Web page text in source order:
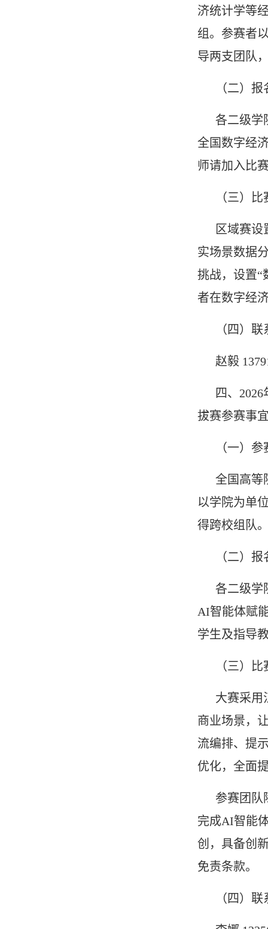
济统计学等
组。参赛者
导两支团队
（二）
各二级学
全国数字经
师请加入比
（三）
区域赛
实场景数据
挑战，设置“
者在数字经
（四）
赵毅
四、
拔赛参赛事
（一）
全国高等
以学院为单
得跨校组队
（二）
各二级学
AI智能体赋
学生及指导
（三）
大赛采用
商业场景，
流编排、提
优化，全面
参赛团队
完成AI智能
创，具备创
免责条款。
（四）